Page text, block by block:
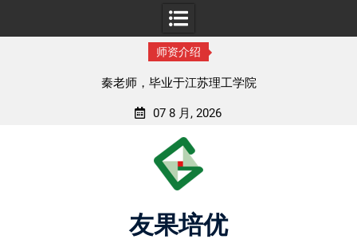
师资介绍
秦老师，毕业于江苏理工学院
07 8 月, 2026
友果培优